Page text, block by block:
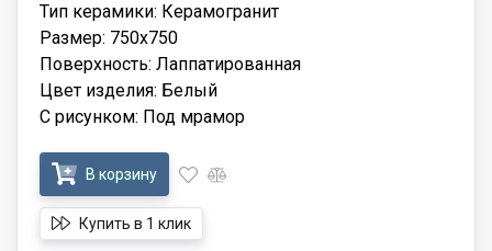
Тип керамики: Керамогранит
Размер: 750x750
Поверхность: Лаппатированная
Цвет изделия: Белый
С рисунком: Под мрамор
В корзину
Купить в 1 клик